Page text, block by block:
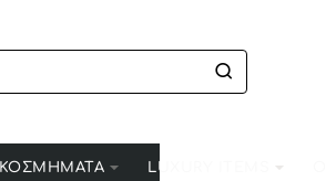
ΚΟΣΜΗΜΑΤΑ LUXURY ITEMS